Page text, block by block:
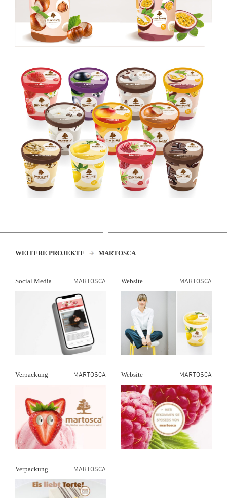
WEITERE PROJEKTE MARTOSCA
Social Media MARTOSCA Website MARTOSCA
Verpackung MARTOSCA Website MARTOSCA
Verpackung MARTOSCA